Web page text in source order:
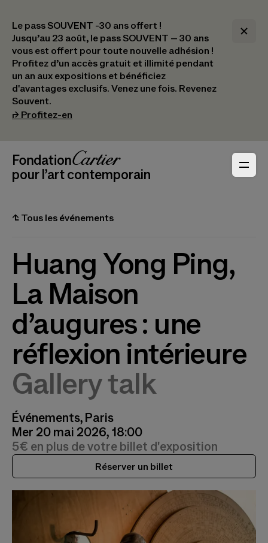
Le pass SOUVENT -30 ans offert !
Jusqu’au 23 août, le pass SOUVENT – 30 ans
vous est offert pour toute nouvelle adhésion !​
Profitez d’un accès gratuit et illimité pendant
un an aux expositions et bénéficiez
d'avantages exclusifs.​ Venez une fois. Revenez
Souvent.
⮣ Profitez-en
Navigation en-tête
_logoFondation Cartier
pour l’art contemporain
⮤ Tous les événements
Huang Yong Ping,
La Maison
d’augures : une
réflexion intérieure
Gallery talk
Événements, Paris
Mer 20 mai 2026, 18:00
5€ en plus de votre billet d'exposition
Réserver un billet